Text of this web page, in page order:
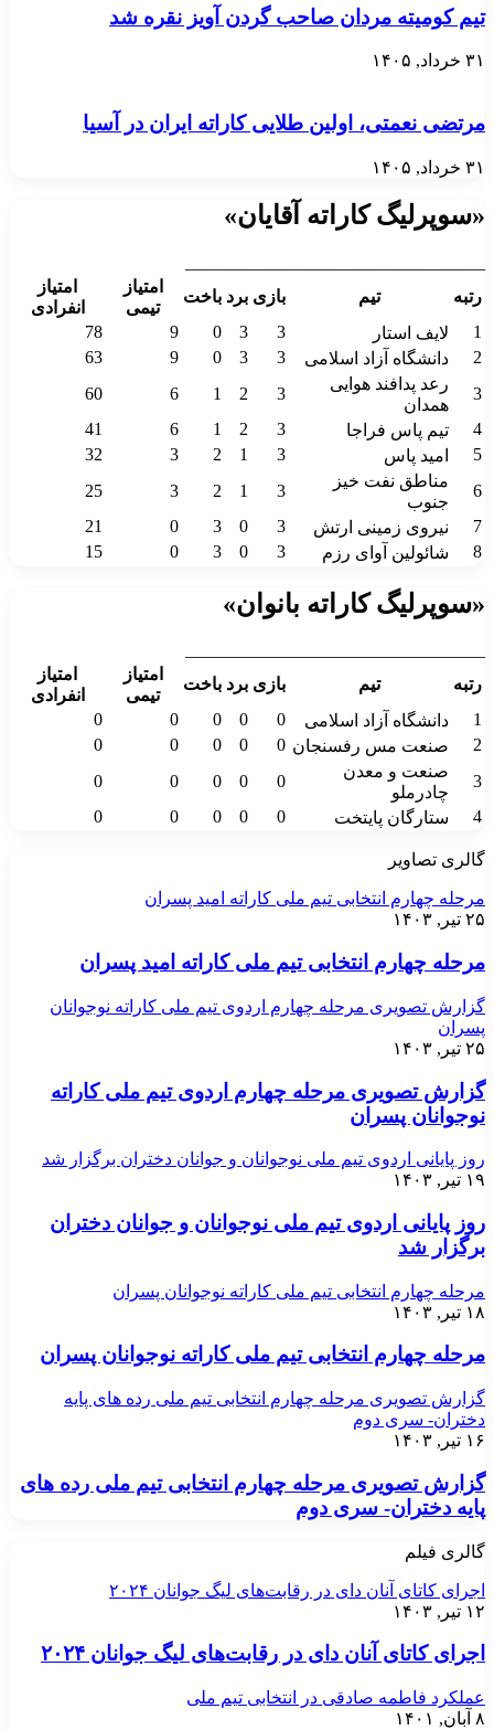
تیم کومیته مردان صاحب گردن آویز نقره شد
۳۱ خرداد, ۱۴۰۵
مرتضی نعمتی، اولین طلایی کاراته ایران در آسیا
۳۱ خرداد, ۱۴۰۵
«سوپرلیگ کاراته آقایان»
رتبه
تیم بازی برد باخت
امتیاز
تیمی
امتیاز
انفرادی
1
لایف استار 3
3
0
9
78
2
دانشگاه آزاد اسلامی 3
3
0
9
63
3
رعد پدافند هوایی
همدان
3
2
1
6
60
4
تیم پاس فراجا 3
2
1
6
41
5
امید پاس 3
1
2
3
32
6
مناطق نفت خیز
جنوب
3
1
2
3
25
7
نیروی زمینی ارتش 3
0
3
0
21
8
شائولین آوای رزم 3
0
3
0
15
«سوپرلیگ کاراته بانوان»
رتبه
تیم بازی برد باخت
امتیاز
تیمی
امتیاز
انفرادی
1
دانشگاه آزاد اسلامی 0
0
0
0
0
2
صنعت مس رفسنجان 0
0
0
0
0
3
صنعت و معدن
چادرملو
0
0
0
0
0
4
ستارگان پایتخت 0
0
0
0
0
گالری تصاویر
مرحله چهارم انتخابی تیم ملی کاراته امید پسران
۲۵ تیر, ۱۴۰۳
مرحله چهارم انتخابی تیم ملی کاراته امید پسران
گزارش تصویری مرحله چهارم اردوی تیم ملی کاراته نوجوانان
پسران
۲۵ تیر, ۱۴۰۳
گزارش تصویری مرحله چهارم اردوی تیم ملی کاراته
نوجوانان پسران
روز پایانی اردوی تیم ملی نوجوانان و جوانان دختران برگزار شد
۱۹ تیر, ۱۴۰۳
روز پایانی اردوی تیم ملی نوجوانان و جوانان دختران
برگزار شد
مرحله چهارم انتخابی تیم ملی کاراته نوجوانان پسران
۱۸ تیر, ۱۴۰۳
مرحله چهارم انتخابی تیم ملی کاراته نوجوانان پسران
گزارش تصویری مرحله چهارم انتخابی تیم ملی رده های پایه
دختران- سری دوم
۱۶ تیر, ۱۴۰۳
گزارش تصویری مرحله چهارم انتخابی تیم ملی رده های
پایه دختران- سری دوم
گالری فیلم
اجرای کاتای آنان دای در رقابت‌های لیگ جوانان ۲۰۲۴
۱۲ تیر, ۱۴۰۳
اجرای کاتای آنان دای در رقابت‌های لیگ جوانان ۲۰۲۴
عملکرد فاطمه صادقی در انتخابی تیم ملی
۸ آبان, ۱۴۰۱